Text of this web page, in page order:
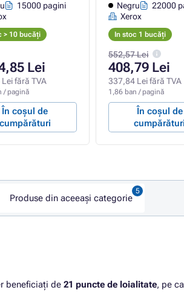
15000 pagini
> 10 bucăți
Lei
fără TVA
/ pagină
În coșul de
cumpărături
Negru
22000
Xerox
In stoc 1 bucăți
552,57 Lei
408,79 Lei
337,84 Lei fără TVA
1,86 ban / pagină
În coșul de
Produse din aceeași categorie
beneficiați de 21 puncte de loialitate, pe